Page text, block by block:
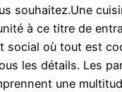
souhaitez.Une
à ce titre de
social où tout est
les détails. Les
une